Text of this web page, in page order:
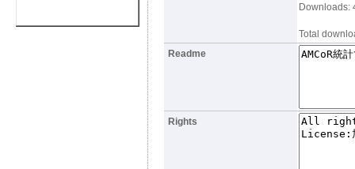
Downloads:
Total
Readme
Rights